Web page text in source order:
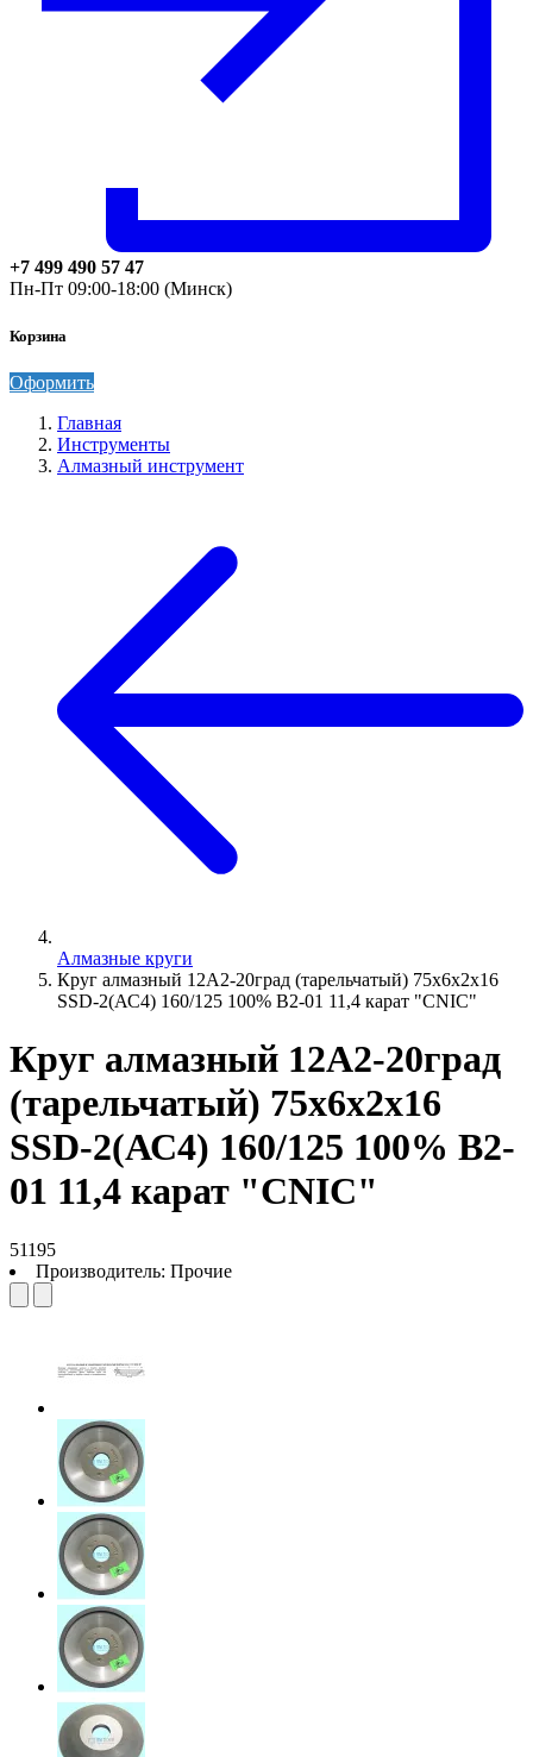
+7 499 490 57 47
Пн-Пт 09:00-18:00 (Минск)
Корзина
Оформить
Главная
Инструменты
Алмазный инструмент
Алмазные круги
Круг алмазный 12А2-20град (тарельчатый) 75х6х2х16
SSD-2(АС4) 160/125 100% В2-01 11,4 карат "CNIC"
Круг алмазный 12А2-20град
(тарельчатый) 75х6х2х16
SSD-2(АС4) 160/125 100% В2-
01 11,4 карат "CNIC"
51195
Производитель: Прочие